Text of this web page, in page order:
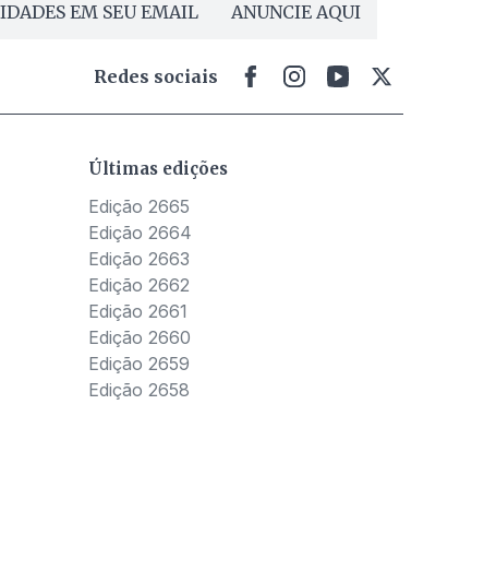
EM SEU EMAIL ANUNCIE AQUI
Redes sociais
Últimas edições
Edição 2665
Edição 2664
Edição 2663
Edição 2662
Edição 2661
Edição 2660
Edição 2659
Edição 2658